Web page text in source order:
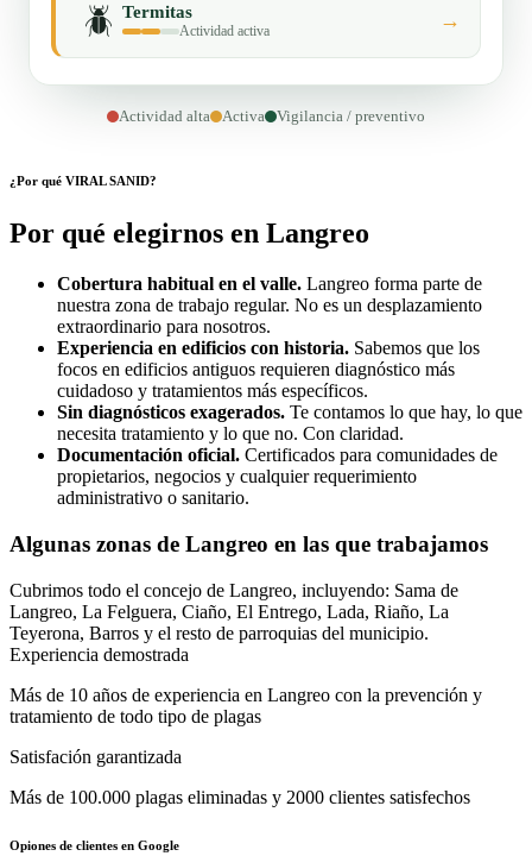
🪲 Termitas
Actividad activa →
Actividad alta Activa Vigilancia / preventivo
¿Por qué VIRAL SANID?
Por qué elegirnos en Langreo
Cobertura habitual en el valle. Langreo forma parte de
nuestra zona de trabajo regular. No es un desplazamiento
extraordinario para nosotros.
Experiencia en edificios con historia. Sabemos que los
focos en edificios antiguos requieren diagnóstico más
cuidadoso y tratamientos más específicos.
Sin diagnósticos exagerados. Te contamos lo que hay, lo que
necesita tratamiento y lo que no. Con claridad.
Documentación oficial. Certificados para comunidades de
propietarios, negocios y cualquier requerimiento
administrativo o sanitario.
Algunas zonas de Langreo en las que trabajamos
Cubrimos todo el concejo de Langreo, incluyendo: Sama de
Langreo, La Felguera, Ciaño, El Entrego, Lada, Riaño, La
Teyerona, Barros y el resto de parroquias del municipio.
Experiencia demostrada
Más de 10 años de experiencia en Langreo con la prevención y
tratamiento de todo tipo de plagas
Satisfación garantizada
Más de 100.000 plagas eliminadas y 2000 clientes satisfechos
Opiones de clientes en Google